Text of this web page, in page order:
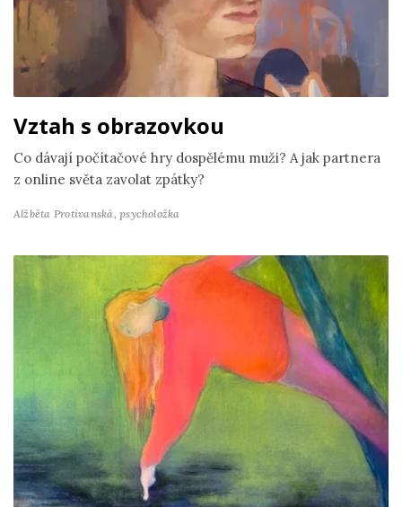
Vztah s obrazovkou
Co dávají počítačové hry dospělému muži? A jak partnera
z online světa zavolat zpátky?
Alžběta Protivanská,psycholožka